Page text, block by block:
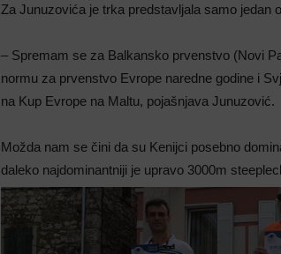
Za Junuzovića je trka predstavljala samo jedan
– Spremam se za Balkansko prvenstvo (Novi
normu za prvenstvo Evrope naredne godine i
na Kup Evrope na Maltu, pojašnjava Junuzović.
Možda nam se čini da su Kenijci posebno
daleko najdominantniji je upravo 3000m